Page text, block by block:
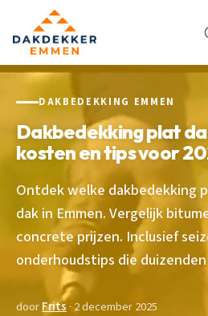
DAKBEDEKKING EMMEN
Dakbedekking plat
kosten en tips voor
Ontdek welke dakbedekking
dak in Emmen. Vergelijk
concrete prijzen. Inclusief
onderhoudstips die duizenden
doorFrits · 2 december 2025